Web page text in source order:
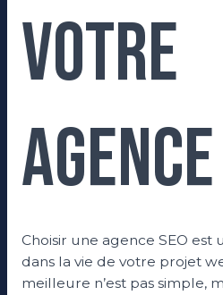
votre
Choisir une agence SEO
dans la vie de votre projet
meilleure n’est pas simple,